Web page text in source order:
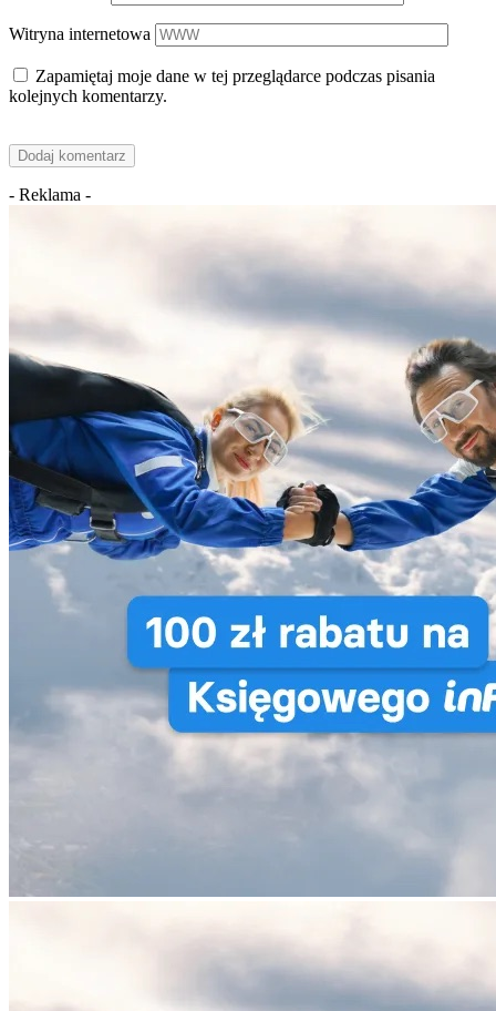
Witryna internetowa
Zapamiętaj moje dane w tej przeglądarce podczas pisania
kolejnych komentarzy.
- Reklama -